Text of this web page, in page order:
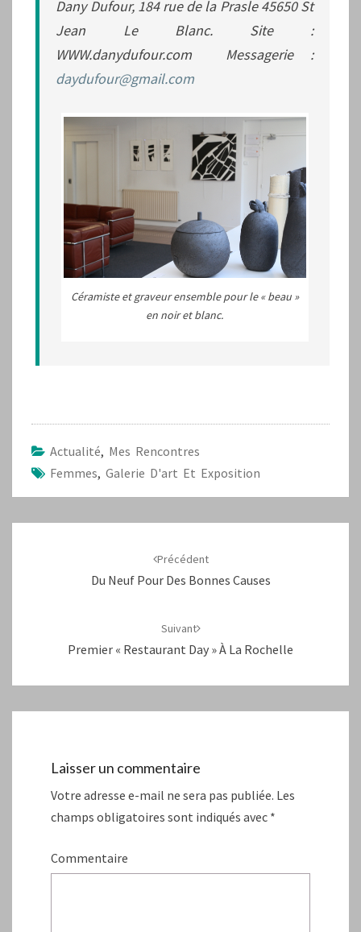
Dany Dufour, 184 rue de la Prasle 45650 St
Jean Le Blanc. Site :
WWW.danydufour.com Messagerie :
daydufour@gmail.com
Céramiste et graveur ensemble pour le « beau »
en noir et blanc.
Actualité, Mes Rencontres
Femmes, Galerie D'art Et Exposition
Précédent
Du Neuf Pour Des Bonnes Causes
Suivant
Premier « Restaurant Day » À La Rochelle
Laisser un commentaire
Votre adresse e-mail ne sera pas publiée. Les
champs obligatoires sont indiqués avec *
Commentaire